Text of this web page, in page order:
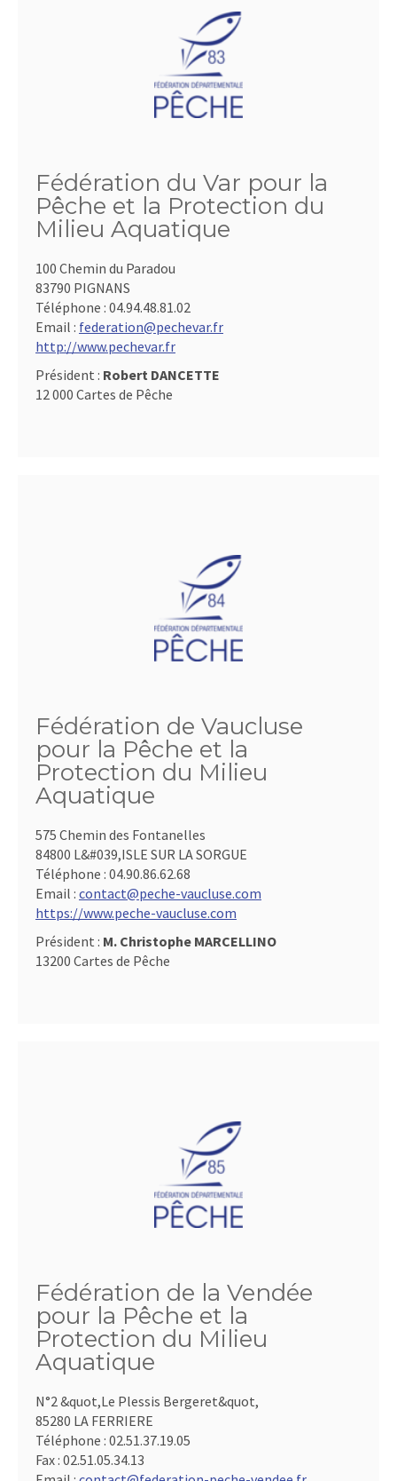
Fédération du Var pour la
Pêche et la Protection du
Milieu Aquatique
100 Chemin du Paradou
83790 PIGNANS
Téléphone : 04.94.48.81.02
Email : federation@pechevar.fr
http://www.pechevar.fr
Président : Robert DANCETTE
12 000 Cartes de Pêche
Fédération de Vaucluse
pour la Pêche et la
Protection du Milieu
Aquatique
575 Chemin des Fontanelles
84800 L&#039,ISLE SUR LA SORGUE
Téléphone : 04.90.86.62.68
Email : contact@peche-vaucluse.com
https://www.peche-vaucluse.com
Président : M. Christophe MARCELLINO
13200 Cartes de Pêche
Fédération de la Vendée
pour la Pêche et la
Protection du Milieu
Aquatique
N°2 &quot,Le Plessis Bergeret&quot,
85280 LA FERRIERE
Téléphone : 02.51.37.19.05
Fax : 02.51.05.34.13